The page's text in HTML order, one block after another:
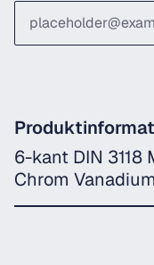
6-kant DIN 3118
Chrom Vanadium